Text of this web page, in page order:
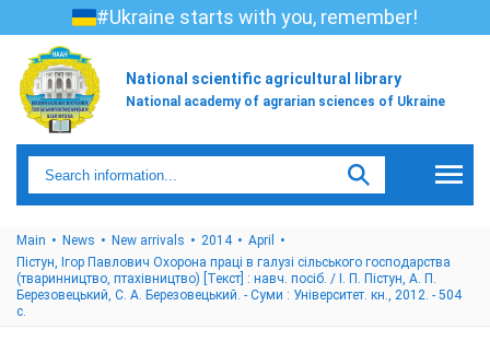
#Ukraine starts with you, remember!
National scientific agricultural library
National academy of agrarian sciences of Ukraine
Main News New arrivals 2014
April
Пістун, Ігор Павлович Охорона праці в галузі сільського господарства
(тваринництво, птахівництво) [Текст] : навч. посіб. / І. П. Пістун, А. П.
Березовецький, С. А. Березовецький. - Суми : Університет. кн., 2012. - 504
с.